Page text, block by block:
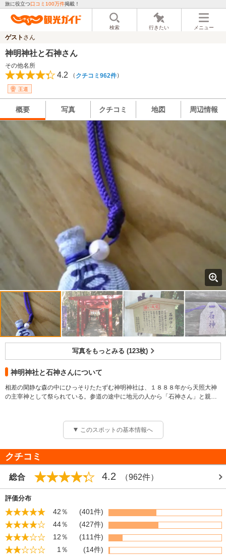
旅に役立つ口コミ100万件掲載！
検索 行きたい メニュー
ゲスト さん
神明神社と石神さん
その他名所
4.2 （ クチコミ962件）
王道
概要 写真 クチコミ 地図 周辺情報
写真をもっとみる (123枚)
神明神社と石神さんについて
相差の閑静な森の中にひっそりたたずむ神明神社は、１８８８年から天照大神
の主宰神として祭られている。参道の途中に地元の人から「石神さん」と親し
このスポットの基本情報へ
クチコミ
総合 4.2 （962件）
評価分布
42％
(401件)
44％
(427件)
12％
(111件)
1％
(14件)